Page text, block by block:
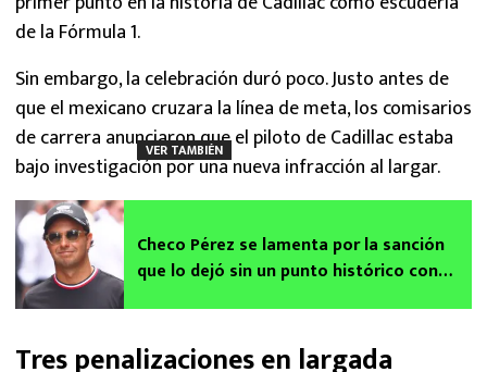
de la Fórmula 1.
Sin embargo, la celebración duró poco. Justo antes de
que el mexicano cruzara la línea de meta, los comisarios
de carrera anunciaron que el piloto de Cadillac estaba
bajo investigación por una nueva infracción al largar.
VER TAMBIÉN
Checo Pérez se lamenta por la sanción
que lo dejó sin un punto histórico con
Tres penalizaciones en largada